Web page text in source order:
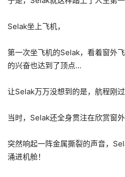
Selak坐上飞机，
第一次坐飞机的Selak，看着窗外
的兴奋也达到了顶点…
让Selak万万没想到的是，航程刚
当时，Selak还全身贯注在欣赏窗
突然响起一阵金属撕裂的声音，
涌进机舱！